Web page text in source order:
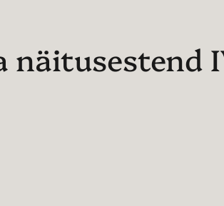
näitusestend